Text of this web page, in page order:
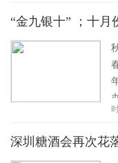
“金九银十” ；十
深圳糖酒会再次花